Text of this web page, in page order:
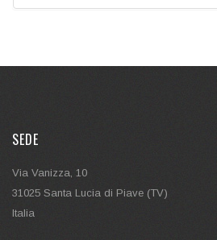
SEDE
Via Vanizza, 10
31025 Santa Lucia di Piave (TV)
Italia